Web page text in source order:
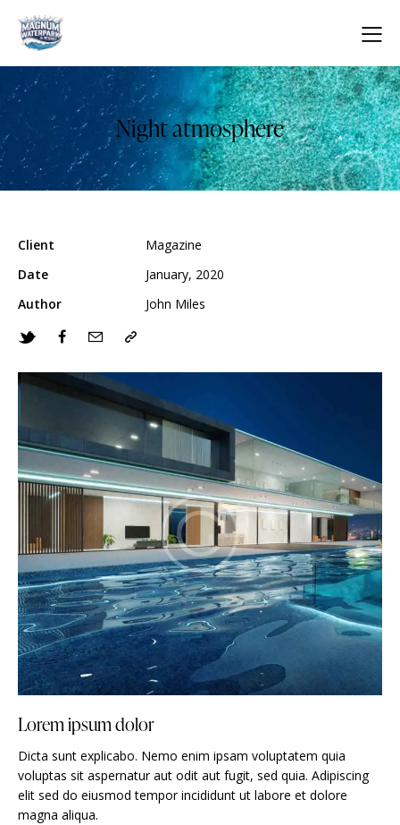
Night atmosphere
Client
Magazine
Date
January, 2020
Author
John Miles
Lorem ipsum dolor
Dicta sunt explicabo. Nemo enim ipsam voluptatem quia
voluptas sit aspernatur aut odit aut fugit, sed quia. Adipiscing
elit sed do eiusmod tempor incididunt ut labore et dolore
magna aliqua.